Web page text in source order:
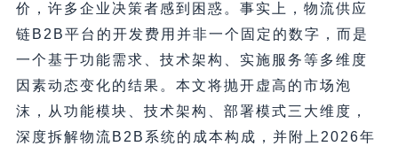
价，许多企业决策者感到困惑。事实上，物流供应
链B2B平台的开发费用并非一个固定的数字，而是
一个基于功能需求、技术架构、实施服务等多维度
因素动态变化的结果。本文将抛开虚高的市场泡
沫，从功能模块、技术架构、部署模式三大维度，
深度拆解物流B2B系统的成本构成，并附上2026年